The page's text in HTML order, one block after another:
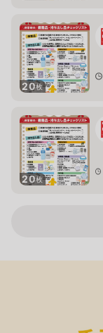
20枚
20枚